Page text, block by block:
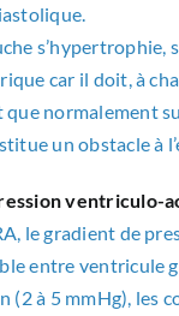
s’hypertrophie,
car il doit, à
normalement
un obstacle à
ventriculo-
le gradient de
entre ventricule
(2 à 5 mmHg), les